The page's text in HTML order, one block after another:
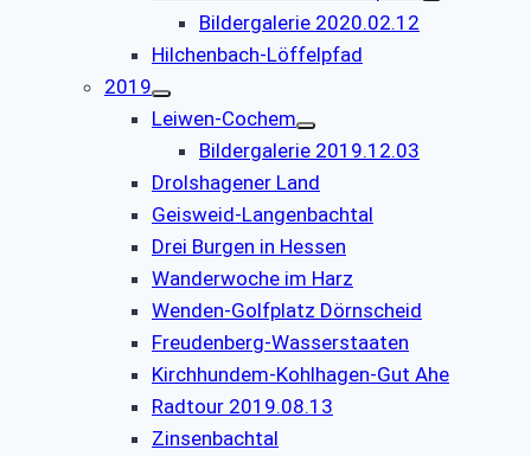
Bildergalerie 2020.02.12
Hilchenbach-Löffelpfad
2019
Leiwen-Cochem
Bildergalerie 2019.12.03
Drolshagener Land
Geisweid-Langenbachtal
Drei Burgen in Hessen
Wanderwoche im Harz
Wenden-Golfplatz Dörnscheid
Freudenberg-Wasserstaaten
Kirchhundem-Kohlhagen-Gut Ahe
Radtour 2019.08.13
Zinsenbachtal